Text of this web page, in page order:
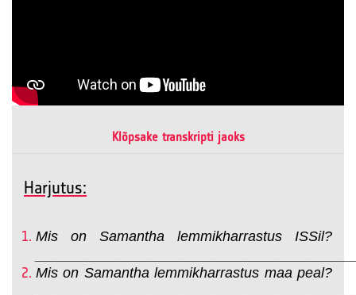
Klõpsake transkripti jaoks
Harjutus:
Mis on Samantha lemmikharrastus ISSil?
Mis on Samantha lemmikharrastus maa peal?